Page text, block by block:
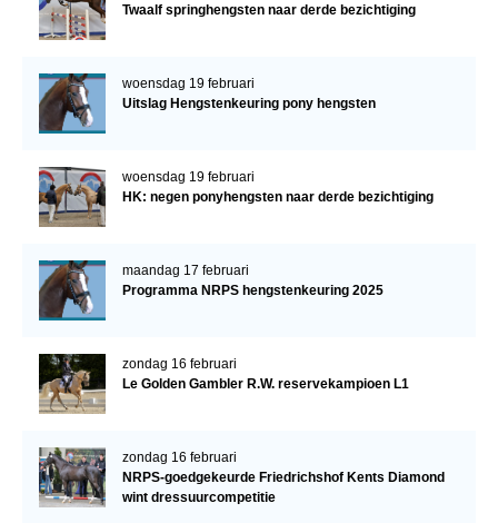
Twaalf springhengsten naar derde bezichtiging
woensdag 19 februari
Uitslag Hengstenkeuring pony hengsten
woensdag 19 februari
HK: negen ponyhengsten naar derde bezichtiging
maandag 17 februari
Programma NRPS hengstenkeuring 2025
zondag 16 februari
Le Golden Gambler R.W. reservekampioen L1
zondag 16 februari
NRPS-goedgekeurde Friedrichshof Kents Diamond
wint dressuurcompetitie